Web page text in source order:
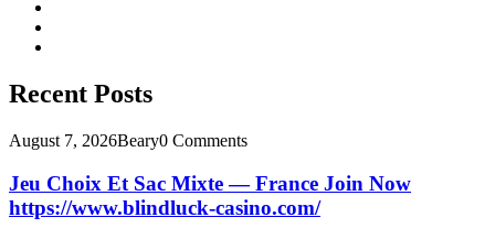
Recent Posts
August 7, 2026Beary0 Comments
Jeu Choix Et Sac Mixte — France Join Now
https://www.blindluck-casino.com/